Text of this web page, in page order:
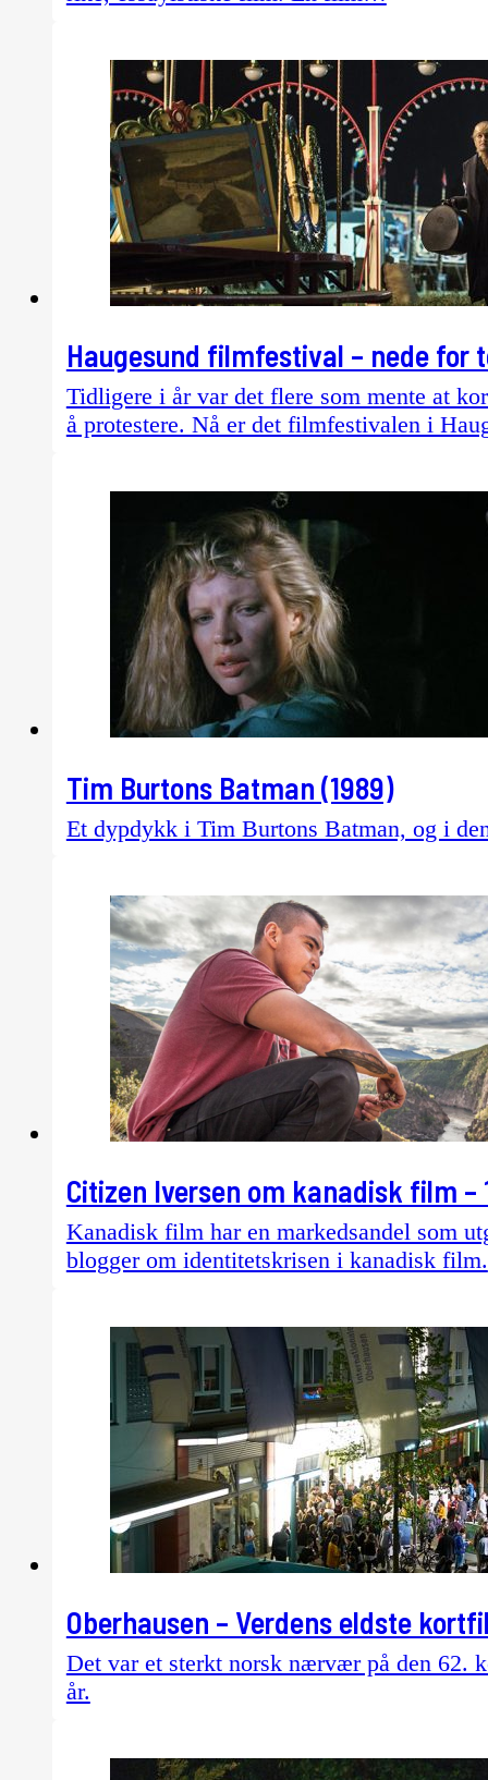
Haugesund filmfestival – nede for
Tidligere i år var det flere som mente at
å protestere. Nå er det filmfestivalen i
Tim Burtons Batman (1989)
Et dypdykk i Tim Burtons Batman, og i
Citizen Iversen om kanadisk film –
Kanadisk film har en markedsandel som
blogger om identitetskrisen i kanadisk film.
Oberhausen – Verdens eldste
Det var et sterkt norsk nærvær på den 62.
år.